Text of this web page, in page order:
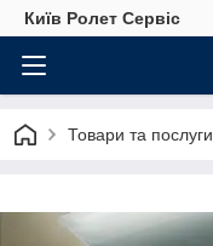
Київ Ролет Сервіс
Товари та послуги